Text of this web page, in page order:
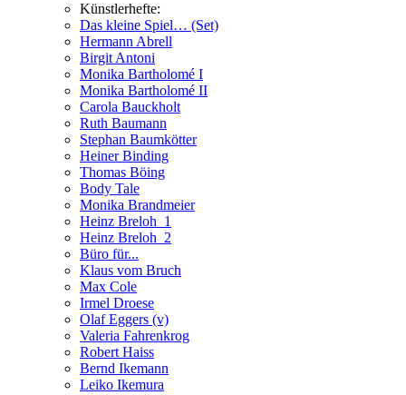
Künstlerhefte:
Das kleine Spiel… (Set)
Hermann Abrell
Birgit Antoni
Monika Bartholomé I
Monika Bartholomé II
Carola Bauckholt
Ruth Baumann
Stephan Baumkötter
Heiner Binding
Thomas Böing
Body Tale
Monika Brandmeier
Heinz Breloh_1
Heinz Breloh_2
Büro für...
Klaus vom Bruch
Max Cole
Irmel Droese
Olaf Eggers (v)
Valeria Fahrenkrog
Robert Haiss
Bernd Ikemann
Leiko Ikemura